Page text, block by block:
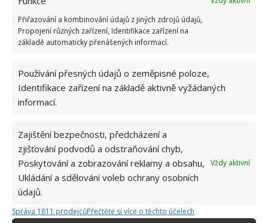
Přiřazování a kombinování údajů z jiných zdrojů údajů,
Propojení různých zařízení, Identifikace zařízení na
základě automaticky přenášených informací.
Používání přesných údajů o zeměpisné poloze,
Identifikace zařízení na základě aktivně vyžádaných
informací.
Zajištění bezpečnosti, předcházení a
zjišťování podvodů a odstraňování chyb,
Poskytování a zobrazování reklamy a obsahu,
Ukládání a sdělování voleb ochrany osobních
údajů.
Vždy aktivní
Správa 1811 prodejcůPřečtěte si více o těchto účelech
ŽHAVÉ NOVINKY
náležitá péče. Díky tomuto triku si poradí i
začátečník
8.8.2026
zdrojů vám ušetří spoustu peněz a navíc krásně
voní